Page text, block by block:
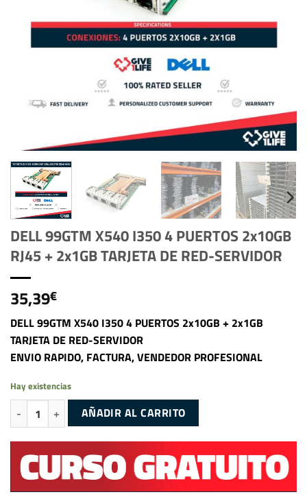
DELL 99GTM X540 I350 4 PUERTOS 2x10GB
RJ45 + 2x1GB TARJETA DE RED-SERVIDOR
35,39€
DELL 99GTM X540 I350 4 PUERTOS 2x10GB + 2x1GB
TARJETA DE RED-SERVIDOR
ENVIO RAPIDO, FACTURA, VENDEDOR PROFESIONAL
Hay existencias
DELL 99GTM X540 I350 4 PUERTOS 2x10GB RJ45 + 2x1GB TARJETA
AÑADIR AL CARRITO